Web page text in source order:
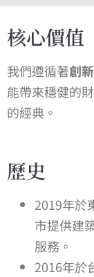
核心價值
我們遵循著創新
能帶來穩健的
的經典。
歷史
2019年於
市提供建
服務。
2016年於